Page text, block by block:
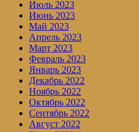
Июль 2023
Июнь 2023
Май 2023
Апрель 2023
Март 2023
Февраль 2023
Январь 2023
Декабрь 2022
Ноябрь 2022
Октябрь 2022
Сентябрь 2022
Август 2022